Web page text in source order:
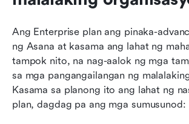
Ang Enterprise plan ang pinaka-
ng Asana at kasama ang lahat ng
tampok nito, na nag-aalok ng mga
sa mga pangangailangan ng
Kasama sa planong ito ang lahat ng
plan, dagdag pa ang mga sumusunod: